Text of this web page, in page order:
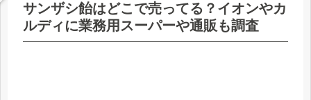
サンザシ飴はどこで売ってる？イオンやカ
ルディに業務用スーパーや通販も調査